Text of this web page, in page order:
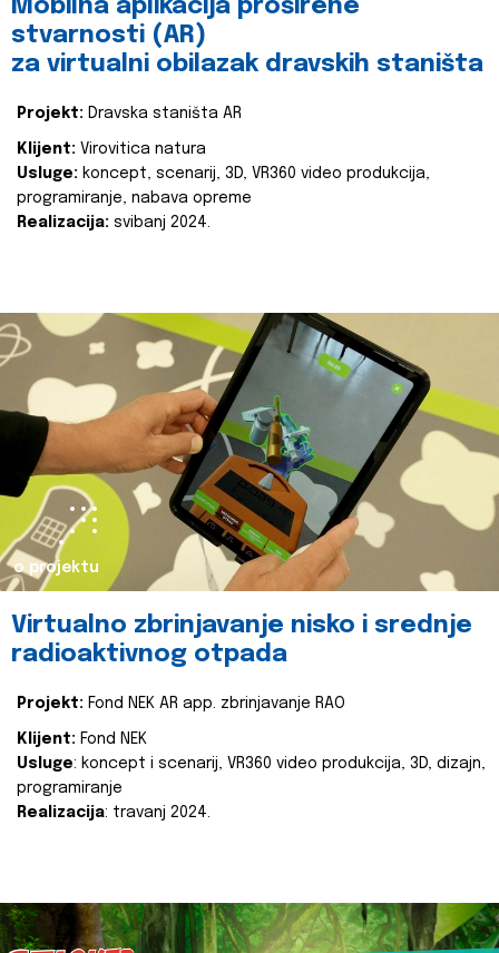
Mobilna aplikacija proširene
stvarnosti (AR)
za virtualni obilazak dravskih staništa
Projekt: Dravska staništa AR
Klijent: Virovitica natura
Usluge: koncept, scenarij, 3D, VR360 video produkcija,
programiranje, nabava opreme
Realizacija: svibanj 2024.
o projektu
Virtualno zbrinjavanje nisko i srednje
radioaktivnog otpada
Projekt: Fond NEK AR app. zbrinjavanje RAO
Klijent: Fond NEK
Usluge: koncept i scenarij, VR360 video produkcija, 3D, dizajn,
programiranje
Realizacija: travanj 2024.